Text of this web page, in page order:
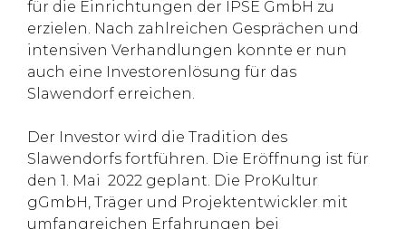
für die Einrichtungen der IPSE GmbH zu
erzielen. Nach zahlreichen Gesprächen und
intensiven Verhandlungen konnte er nun
auch eine Investorenlösung für das
Slawendorf erreichen.
Der Investor wird die Tradition des
Slawendorfs fortführen. Die Eröffnung ist für
den 1. Mai 2022 geplant. Die ProKultur
gGmbH, Träger und Projektentwickler mit
umfangreichen Erfahrungen bei